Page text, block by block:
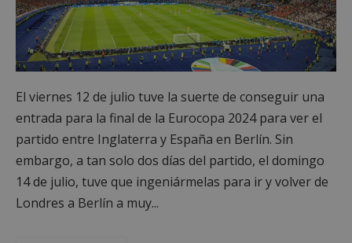
El viernes 12 de julio tuve la suerte de conseguir una
entrada para la final de la Eurocopa 2024 para ver el
partido entre Inglaterra y España en Berlín. Sin
embargo, a tan solo dos días del partido, el domingo
14 de julio, tuve que ingeniármelas para ir y volver de
Londres a Berlín a muy...